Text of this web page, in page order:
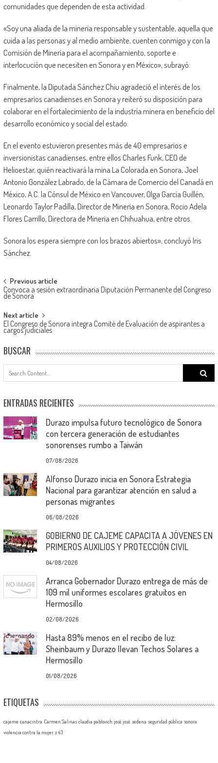
comunidades que dependen de esta actividad.
«Soy una aliada de la minería responsable y sustentable, aquella que
cuida a las personas y al medio ambiente, cuenten conmigo y con la
Comisión de Minería para el acompañamiento, soporte e
interlocución que necesiten en Sonora y en México», subrayó.
Finalmente, la Diputada Sánchez Chiu agradeció el interés de los
empresarios canadienses en Sonora y reiteró su disposición para
colaborar en el fortalecimiento de la industria minera en beneficio del
desarrollo económico y social del estado.
En el evento estuvieron presentes más de 40 empresarios e
inversionistas canadienses, entre ellos Charles Funk, CEO de
Helioestar, quién reactivará la mina La Colorada en Sonora, Joel
Antonio González Labrado, de la Cámara de Comercio del Canadá en
México, A.C. la Cónsul de México en Vancouver, Olga García Guillén,
Leonardo Taylor Padilla, Director de Minería en Sonora, Rocio Adela
Flores Carrillo, Directora de Minería en Chihuahua, entre otros.
Sonora los espera siempre con los brazos abiertos», concluyó Iris
Sánchez.
Post
navigation
Previous article
Convoca a sesión extraordinaria Diputación Permanente del Congreso
de Sonora
Next article
El Congreso de Sonora integra Comité de Evaluación de aspirantes a
cargos judiciales
BUSCAR
Search
for:
ENTRADAS RECIENTES
Durazo impulsa futuro tecnológico de Sonora
con tercera generación de estudiantes
sonorenses rumbo a Taiwán
07/08/2026
Alfonso Durazo inicia en Sonora Estrategia
Nacional para garantizar atención en salud a
personas migrantes
06/08/2026
GOBIERNO DE CAJEME CAPACITA A JÓVENES EN
PRIMEROS AUXILIOS Y PROTECCIÓN CIVIL
04/08/2026
Arranca Gobernador Durazo entrega de más de
109 mil uniformes escolares gratuitos en
Hermosillo
02/08/2026
Hasta 89% menos en el recibo de luz:
Sheinbaum y Durazo llevan Techos Solares a
Hermosillo
01/08/2026
ETIQUETAS
cajeme canacintra Carmen Salinas claudia pablovich josé josé sedena seguridad pública sonora
violencia contra la mujer z 43